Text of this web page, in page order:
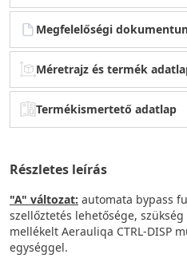
Megfelelőségi
Méretrajz és termék
Termékismertető adatlap
Részletes leírás
"A" változat: automata bypass
szellőztetés lehetősége,
mellékelt Aerauliqa CTRL-DISP
egységgel.